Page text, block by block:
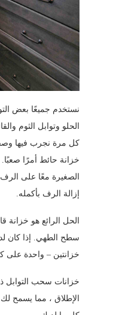
نستخدم جميعًا بعض
الحلو وتوابل الثوم
كل مرة نجرب فيها
خزانة حائط أمرًا
الصغيرة معًا على
إزالة الرف بأكمله.
سطح الطهي. إذا كان
خزانتين – واحدة على
خزانات سحب التوابل
الإطلاق ، مما يسمح